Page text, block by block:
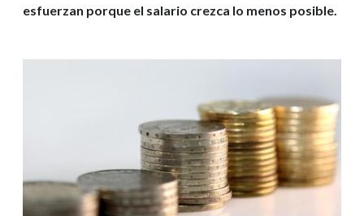
esfuerzan porque el salario crezca lo menos posible.